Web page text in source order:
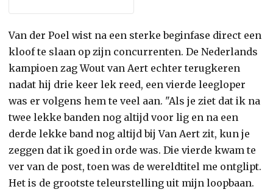
Van der Poel wist na een sterke beginfase direct een
kloof te slaan op zijn concurrenten. De Nederlands
kampioen zag Wout van Aert echter terugkeren
nadat hij drie keer lek reed, een vierde leegloper
was er volgens hem te veel aan. "Als je ziet dat ik na
twee lekke banden nog altijd voor lig en na een
derde lekke band nog altijd bij Van Aert zit, kun je
zeggen dat ik goed in orde was. Die vierde kwam te
ver van de post, toen was de wereldtitel me ontglipt.
Het is de grootste teleurstelling uit mijn loopbaan.